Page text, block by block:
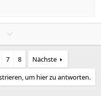
e
g
a
t
i
7 8
Nächste
um hier zu antworten.